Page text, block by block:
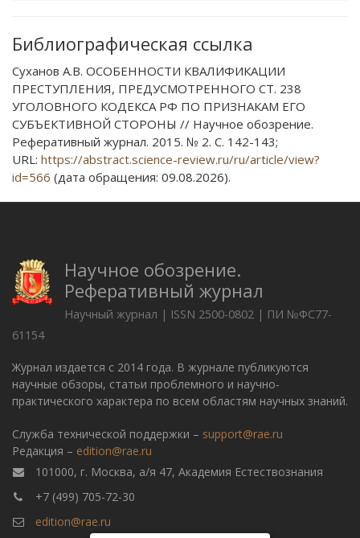
Библиографическая ссылка
Суханов А.В. ОСОБЕННОСТИ КВАЛИФИКАЦИИ
ПРЕСТУПЛЕНИЯ, ПРЕДУСМОТРЕННОГО СТ. 238
УГОЛОВНОГО КОДЕКСА РФ ПО ПРИЗНАКАМ ЕГО
СУБЪЕКТИВНОЙ СТОРОНЫ // Научное обозрение.
Реферативный журнал. 2015. № 2. С. 142-143;
URL: https://abstract.science-review.ru/ru/article/view?
id=566 (дата обращения: 09.08.2026).
Научное обозрение.
Реферативный журнал
Научный журнал | ISSN 2500-0802 | ПИ №ФС77-
61154
Журнал издается с 2014 года. В журнале публикуются
научные обзоры, статьи проблемного и научно-
практического характера по всем областям научных знаний.
Служба технической поддержки – support@rae.ru
Редакция – edition@rae.ru
101000, г. Москва, а/я 47, Академия Естествознания
+7 (499) 705-72-30
edition@rae.ru